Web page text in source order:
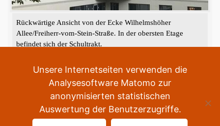
Rückwärtige Ansicht von der Ecke Wilhelmshöher
Allee/Freiherr-vom-Stein-Straße. In der obersten Etage
befindet sich der Schultrakt.
Unsere Internetseiten verwenden die
Analysesoftware Matomo zur
anonymisierten statistischen
Auswertung der Benutzerzugriffe.